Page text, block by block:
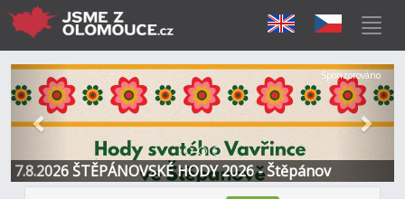
7.8.2026 ŠTĚPÁNOVSKÉ HODY 2026 - Štěpánov
Předchozí Další
Sponzorováno